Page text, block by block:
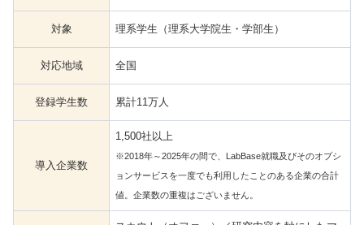
対象 理系学生（理系大学院生・学部生）
対応地域 全国
登録学生数 累計11万人
導入企業数
1,500社以上
※2018年～2025年の間で、LabBase就職及びそのオプシ
ョンサービスを一度でも利用したことのある企業の合計
値。企業数の重複はございません。